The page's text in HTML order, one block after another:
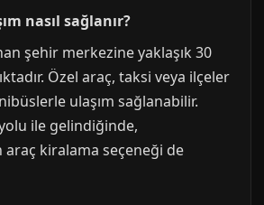
nasıl sağlanır?
şehir merkezine yaklaşık 30
Özel araç, taksi veya ilçeler
ulaşım sağlanabilir.
ile gelindiğinde,
araç kiralama seçeneği de